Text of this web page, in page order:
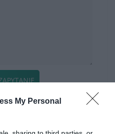
My Personal